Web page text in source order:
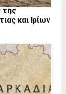
της
και Ιρίων